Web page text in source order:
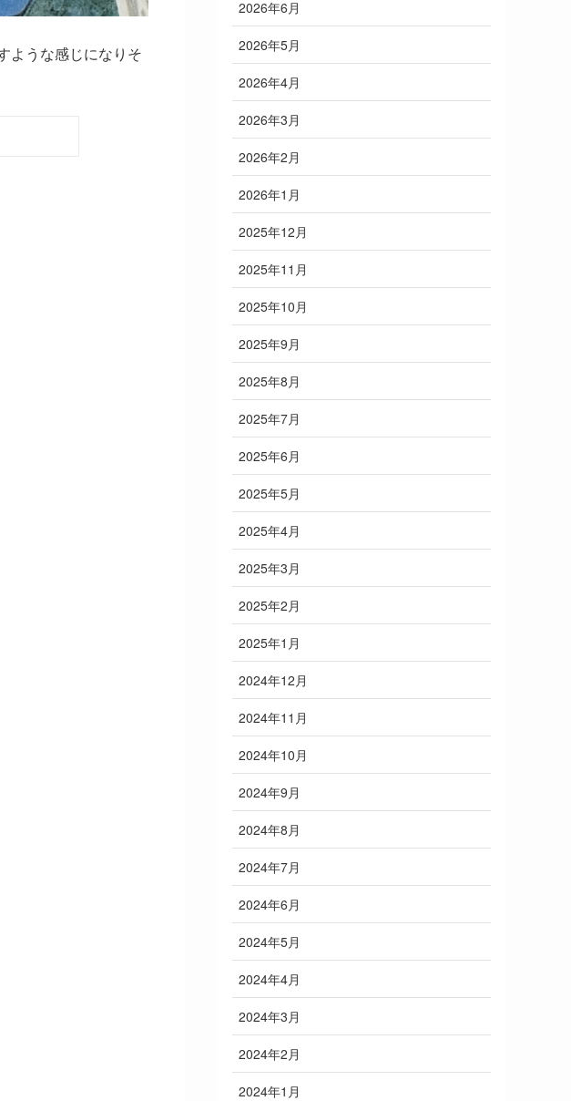
ような感じになりそ
2026年6月
2026年5月
2026年4月
2026年3月
2026年2月
2026年1月
2025年12月
2025年11月
2025年10月
2025年9月
2025年8月
2025年7月
2025年6月
2025年5月
2025年4月
2025年3月
2025年2月
2025年1月
2024年12月
2024年11月
2024年10月
2024年9月
2024年8月
2024年7月
2024年6月
2024年5月
2024年4月
2024年3月
2024年2月
2024年1月